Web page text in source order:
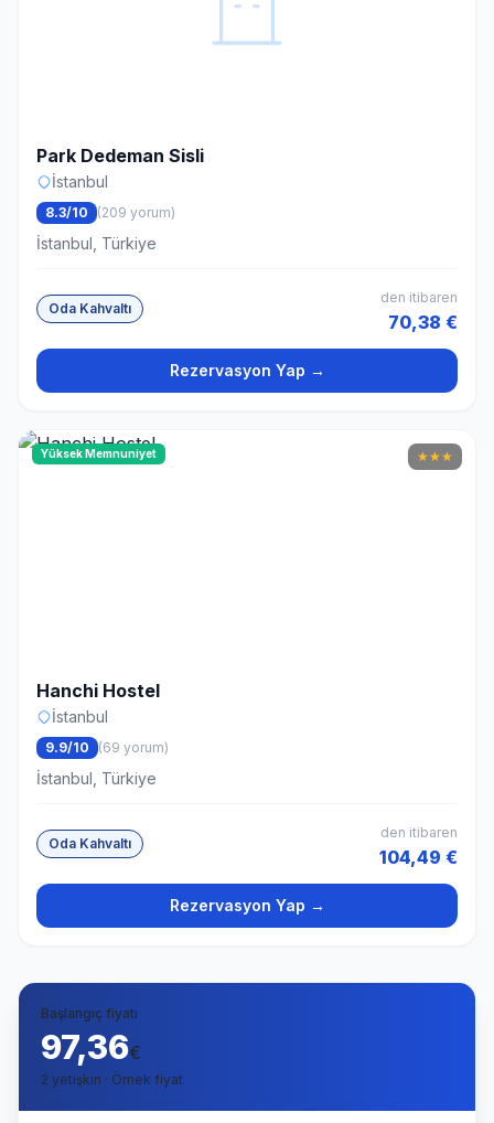
Park Dedeman Sisli
İstanbul
8.3/10 (209 yorum)
İstanbul, Türkiye
Oda Kahvaltı
den itibaren
70,38 €
Rezervasyon Yap →
Yüksek Memnuniyet ★★★
Hanchi Hostel
İstanbul
9.9/10 (69 yorum)
İstanbul, Türkiye
Oda Kahvaltı
den itibaren
104,49 €
Rezervasyon Yap →
Başlangıç fiyatı
97,36€
2 yetişkin · Örnek fiyat